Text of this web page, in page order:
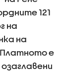
121
на
на
е